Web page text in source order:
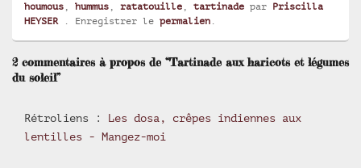
houmous , hummus , ratatouille , tartinade par Priscilla
HEYSER. Enregistrer le permalien .
2 commentaires à propos de “Tartinade aux haricots et légumes
du soleil”
Rétroliens : Les dosa, crêpes indiennes aux
lentilles - Mangez-moi